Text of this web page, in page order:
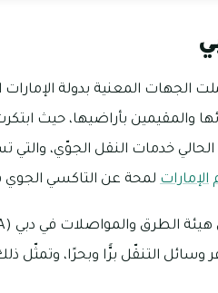
المعنية بدولة الإمارات
بأراضيها، حيث ابتكرت
خدمات النقل الجوّي، والتي
الإمارات لمحة عن التاكسي الجوي
وسائل التنقّل برًّا وبحرًا،